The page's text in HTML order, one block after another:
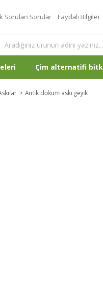
Sorulan Sorular Faydalı Bilgiler
Çim alternatifi
Antik döküm askı geyik